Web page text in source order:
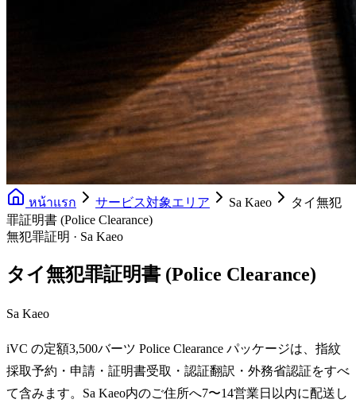
หน้าแรก サービス対象エリア Sa Kaeo
タイ無犯
罪証明書 (Police Clearance)
無犯罪証明 · Sa Kaeo
タイ無犯罪証明書 (Police Clearance)
Sa Kaeo
iVC の定額3,500バーツ Police Clearance パッケージは、指紋
採取予約・申請・証明書受取・認証翻訳・外務省認証をすべ
て含みます。Sa Kaeo内のご住所へ7〜14営業日以内に配送し